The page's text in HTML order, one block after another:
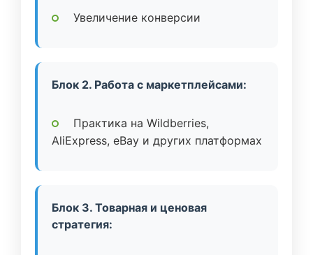
Увеличение конверсии
Блок 2. Работа с маркетплейсами:
Практика на Wildberries,
AliExpress, eBay и других платформах
Блок 3. Товарная и ценовая
стратегия: